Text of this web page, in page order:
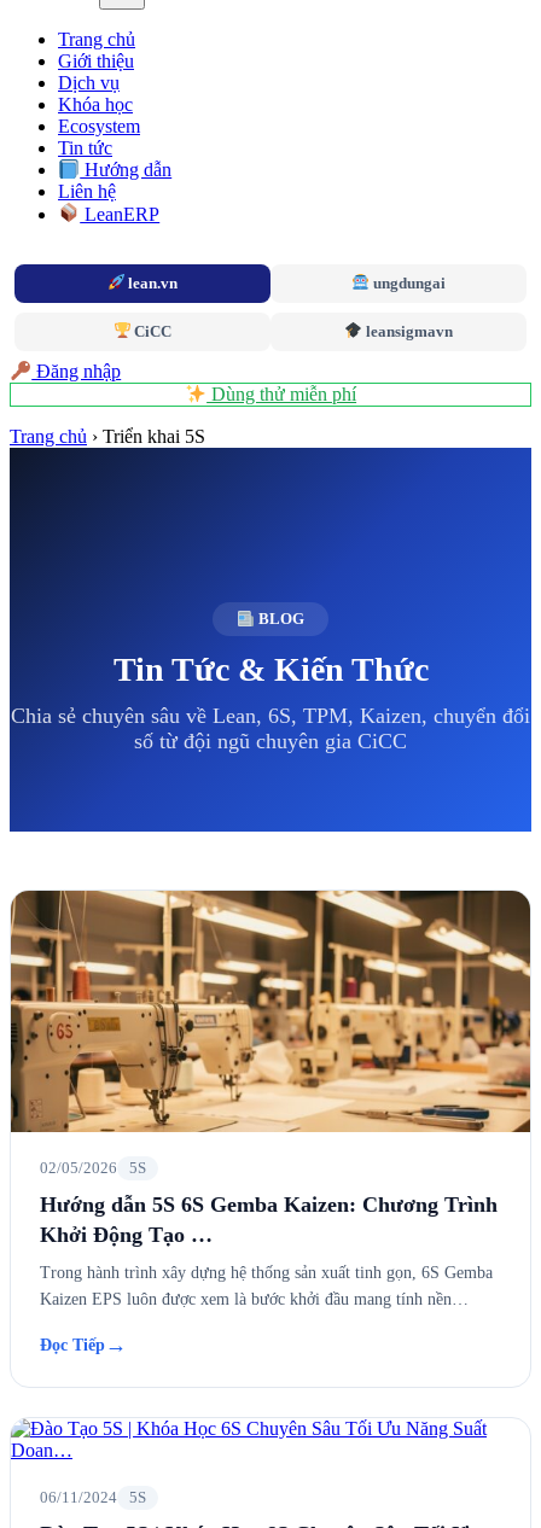
Trang chủ
Giới thiệu
Dịch vụ
Khóa học
Ecosystem
Tin tức
Hướng dẫn
Liên hệ
LeanERP
lean.vn ungdungai
CiCC leansigmavn
Đăng nhập
Dùng thử miễn phí
Trang chủ › Triển khai 5S
BLOG
Tin Tức & Kiến Thức
Chia sẻ chuyên sâu về Lean, 6S, TPM, Kaizen, chuyển đổi
số từ đội ngũ chuyên gia CiCC
02/05/2026 5S
Hướng dẫn 5S 6S Gemba Kaizen: Chương Trình
Khởi Động Tạo …
Trong hành trình xây dựng hệ thống sản xuất tinh gọn, 6S Gemba
Kaizen EPS luôn được xem là bước khởi đầu mang tính nền…
Đọc Tiếp →
06/11/2024 5S